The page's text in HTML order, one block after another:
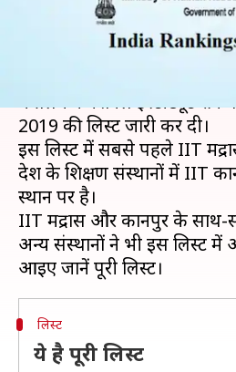
मंत्रालय ने नेशनल इंस्टीट्यूट
2019 की लिस्ट जारी कर दी।
इस लिस्ट में सबसे पहले IIT
देश के शिक्षण संस्थानों में IIT
स्थान पर है।
IIT मद्रास और कानपुर के
अन्य संस्थानों ने भी इस लिस्ट में
लिस्ट
ये है पूरी लिस्ट